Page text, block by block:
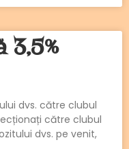
3,5%
dvs. către clubul
către clubul
dvs. pe venit,